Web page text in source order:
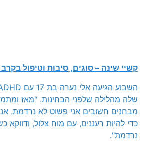
קשיי שינה – סוגים, סיבות וטיפול בקרב
שלה מהלילה שלפני הבחינות. "מאז
מבחנים חשובים אני פשוט לא נרדמת.
כדי להיות רעננים, עם מוח צלול, ודווקא
נרדמת".